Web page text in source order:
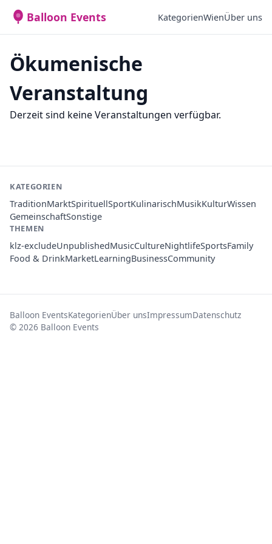
Balloon Events KategorienWienÜber uns
Ökumenische
Veranstaltung
Derzeit sind keine Veranstaltungen verfügbar.
KATEGORIEN
TraditionMarktSpirituellSportKulinarischMusikKulturWissen
GemeinschaftSonstige
THEMEN
klz-excludeUnpublishedMusicCultureNightlifeSportsFamily
Food & DrinkMarketLearningBusinessCommunity
Balloon EventsKategorienÜber unsImpressumDatenschutz
© 2026 Balloon Events